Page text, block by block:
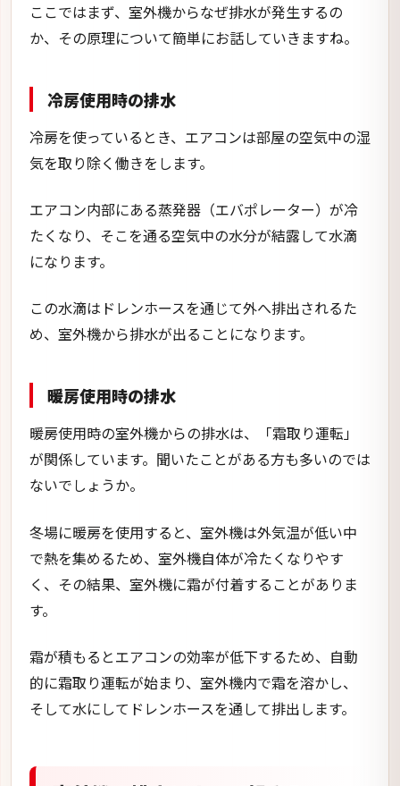
ここではまず、室外機からなぜ排水が発生するの
か、その原理について簡単にお話していきますね。
冷房使用時の排水
冷房を使っているとき、エアコンは部屋の空気中の湿
気を取り除く働きをします。
エアコン内部にある蒸発器（エバポレーター）が冷
たくなり、そこを通る空気中の水分が結露して水滴
になります。
この水滴はドレンホースを通じて外へ排出されるた
め、室外機から排水が出ることになります。
暖房使用時の排水
暖房使用時の室外機からの排水は、「霜取り運転」
が関係しています。聞いたことがある方も多いのでは
ないでしょうか。
冬場に暖房を使用すると、室外機は外気温が低い中
で熱を集めるため、室外機自体が冷たくなりやす
く、その結果、室外機に霜が付着することがありま
す。
霜が積もるとエアコンの効率が低下するため、自動
的に霜取り運転が始まり、室外機内で霜を溶かし、
そして水にしてドレンホースを通して排出します。